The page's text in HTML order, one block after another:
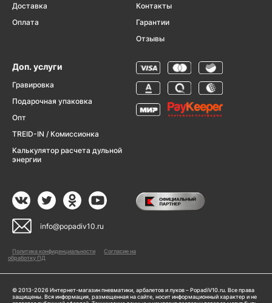
Доставка
Оплата
Контакты
Гарантии
Отзывы
Доп. услуги
Гравировка
Подарочная упаковка
Опт
TREID-IN / Комиссионка
Калькулятор расчета дульной
энергии
info@popadiv10.ru
Политика конфиденциальности
Согласие на
обработку ПД
© 2013-2026 Интернет-магазин пневматики, арбалетов и луков – PopadiV10.ru. Все права
защищены. Вся информация, размещенная на сайте, носит информационный характер и не